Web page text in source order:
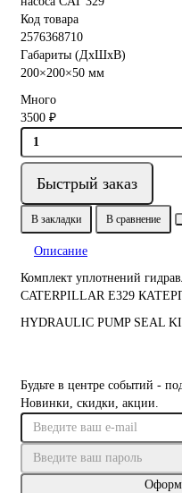
Код товара
2576368710
Габариты (ДхШхВ)
200×200×50 мм
Много
3500 ₽
Быстрый заказ
В закладки В сравнение
Описание
Комплект уплотнений
CATERPILLAR E329
HYDRAULIC PUMP SEAL
Будьте в центре событий -
Новинки, скидки, акции.